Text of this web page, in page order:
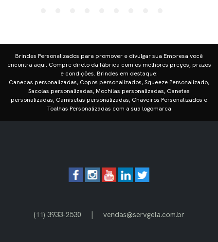
Brindes Personalizados para promover e divulgar sua Empresa você
encontra aqui. Compre direto da fábrica com os melhores preços, prazos
e condições. Brindes em destaque:
Canecas personalizadas, Copos personalizados, Squeeze Personalizado,
Sacolas personalizadas, Mochilas personalizadas, Canetas
personalizadas, Camisetas personalizadas, Chaveiros Personalizados e
Toalhas Personalizadas com a sua logomarca
(11) 3933-2530 | vendas@servgela.com.br